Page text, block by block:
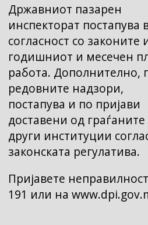
Државниот пазарен
инспекторат постапува
согласност со законите
годишниот и месечен
работа. Дополнително,
редовните надзори,
постапува и по пријави
доставени од граѓаните
други институции
законската регулатива.
Пријавете
191 или на